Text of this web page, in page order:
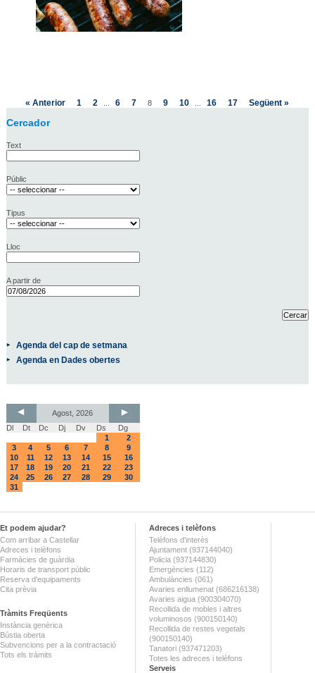
« Anterior 1 2 6 7 8 9 10 16 17 Següent »
Cercador
Text
Públic
Tipus
Lloc
A partir de
Agenda del cap de setmana
Agenda en Dades obertes
Agost, 2026
Dl
Dt Dc Dj Dv Ds
Dg
1
2
3
4 5 6 7 8
9
10
11 12 13 14 15
16
17
18 19 20 21 22
23
24
25 26 27 28 29
30
31
Et podem ajudar?
Com arribar a Castellar
Adreces i telèfons
Farmàcies de guàrdia
Horaris de transport públic
Reserva d'equipaments
Cita prèvia
Tràmits Freqüents
Instància genèrica
Bústia oberta
Subvencions per a la contractació
Tots els tràmits
Adreces i telèfons
Telèfons d'interès
Ajuntament (937144040)
Policia (937144830)
Emergències (112)
Ambulàncies (061)
Avaries enllumenat (686216138)
Avaries aigua (900304070)
Recollida de mobles i altres
voluminosos (900150140)
Recollida de restes vegetals
(900150140)
Tanatori (937471203)
Totes les adreces i telèfons
Serveis